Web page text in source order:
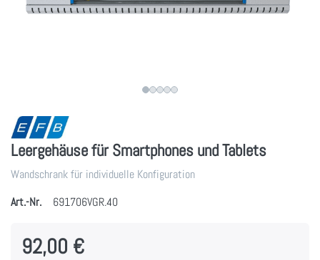
Leergehäuse für Smartphones und Tablets
Wandschrank für individuelle Konfiguration
Art.-Nr.
691706VGR.40
92,00 €